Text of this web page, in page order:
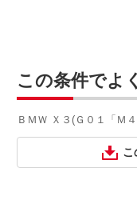
この条件でよ
ＢＭＷ Ｘ３(Ｇ０１「Ｍ
こ